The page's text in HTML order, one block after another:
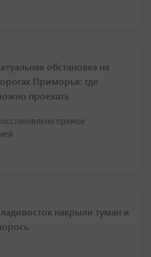
обстановка на
Приморья: где
проехать
прямое
накрыли туман и